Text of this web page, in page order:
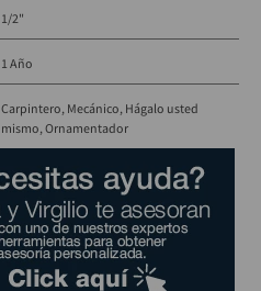
1/2"
1 Año
Carpintero Mecánico Hágalo usted
mismo Ornamentador